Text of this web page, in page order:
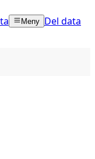
Meny Del data